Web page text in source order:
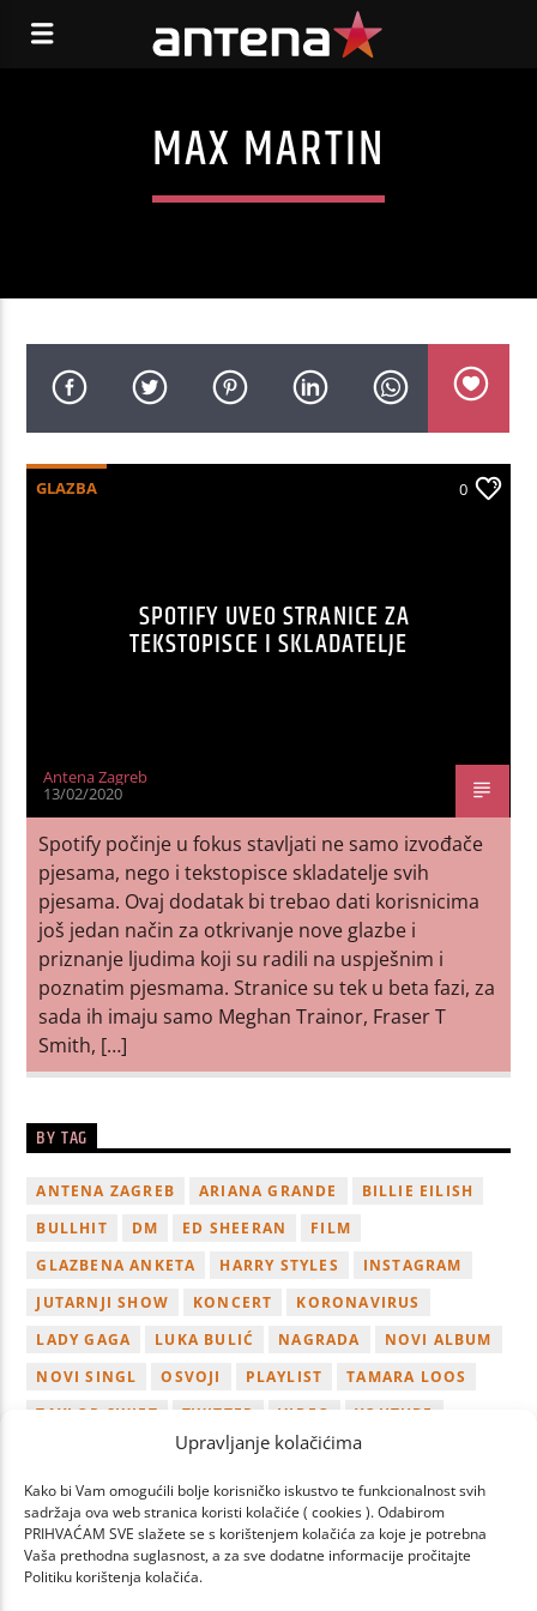
Upravljanje kolačićima
Kako bi Vam omogućili bolje korisničko iskustvo te funkcionalnost svih
sadržaja ova web stranica koristi kolačiće ( cookies ). Odabirom
PRIHVAĆAM SVE slažete se s korištenjem kolačića za koje je potrebna
Vaša prethodna suglasnost, a za sve dodatne informacije pročitajte
Politiku korištenja kolačića.
MAX MARTIN
GLAZBA 0
SPOTIFY UVEO STRANICE ZA
TEKSTOPISCE I SKLADATELJE
Antena Zagreb
13/02/2020
Spotify počinje u fokus stavljati ne samo izvođače
pjesama, nego i tekstopisce skladatelje svih
pjesama. Ovaj dodatak bi trebao dati korisnicima
još jedan način za otkrivanje nove glazbe i
priznanje ljudima koji su radili na uspješnim i
poznatim pjesmama. Stranice su tek u beta fazi, za
sada ih imaju samo Meghan Trainor, Fraser T
Smith, […]
BY TAG
ANTENA ZAGREB ARIANA GRANDE
BILLIE EILISH
BULLHIT
DM ED SHEERAN
FILM
GLAZBENA ANKETA
HARRY STYLES
INSTAGRAM
JUTARNJI SHOW
KONCERT
KORONAVIRUS
LADY GAGA
LUKA BULIĆ NAGRADA
NOVI ALBUM
NOVI SINGL
OSVOJI PLAYLIST
TAMARA LOOS
TAYLOR SWIFT
TWITTER VIDEO
YOUTUBE